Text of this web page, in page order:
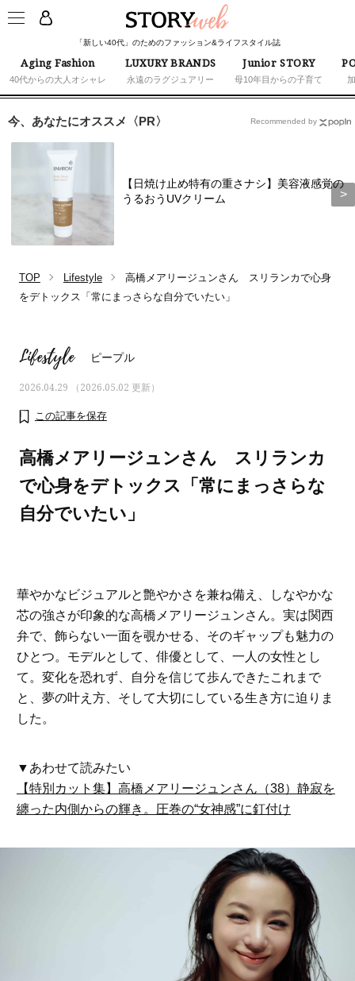
「新しい40代」のためのファッション&ライフスタイル誌
Aging Fashion
40代からの大人オシャレ
LUXURY BRANDS
永遠のラグジュアリー
Junior STORY
母10年目からの子育て
ママとパパに贈る「ジェンダーレ
ス学」
人気の40代髪型・ヘ
タログ
今、あなたにオススメ〈PR〉
【日焼け止め特有の重さナシ】美容液感覚の
うるおうUVクリーム
Recommended by
TOP Lifestyle
高橋メアリージュンさん スリランカで心身
をデトックス「常にまっさらな自分でいたい」
Lifestyle ピープル
2026.04.29 （2026.05.02 更新）
この記事を保存
高橋メアリージュンさん スリランカ
で心身をデトックス「常にまっさらな
自分でいたい」
華やかなビジュアルと艶やかさを兼ね備え、しなやかな
芯の強さが印象的な高橋メアリージュンさん。実は関西
弁で、飾らない一面を覗かせる、そのギャップも魅力の
ひとつ。モデルとして、俳優として、一人の女性とし
て。変化を恐れず、自分を信じて歩んできたこれまで
と、夢の叶え方、そして大切にしている生き方に迫りま
した。
▼あわせて読みたい
【特別カット集】高橋メアリージュンさん（38）静寂を
纏った内側からの輝き。圧巻の“女神感”に釘付け